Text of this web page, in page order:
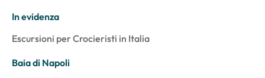
In evidenza
Escursioni per Crocieristi in Italia
Baia di Napoli